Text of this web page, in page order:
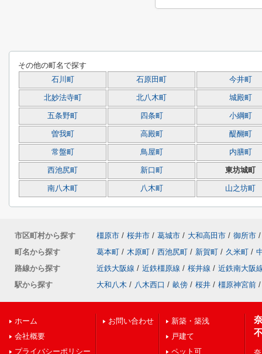
その他の町名で探す
石川町 石原田町 今井町
北妙法寺町 北八木町 城殿町
五条野町 四条町 小綱町
曽我町 高殿町 醍醐町
常盤町 鳥屋町 内膳町
西池尻町 新口町 東坊城町
南八木町 八木町 山之坊町
市区町村から探す 橿原市 / 桜井市 / 葛城市 / 大和高田市 / 御所市 /
町名から探す
葛本町 / 木原町 / 西池尻町 / 新賀町 / 久米町 /
路線から探す
近鉄大阪線 / 近鉄橿原線 / 桜井線 / 近鉄南大阪
駅から探す
大和八木 / 八木西口 / 畝傍 / 桜井 / 橿原神宮前 /
ホーム
会社概要
プライバシーポリシー
お問い合わせ
新築・築浅
戸建て
ペット可